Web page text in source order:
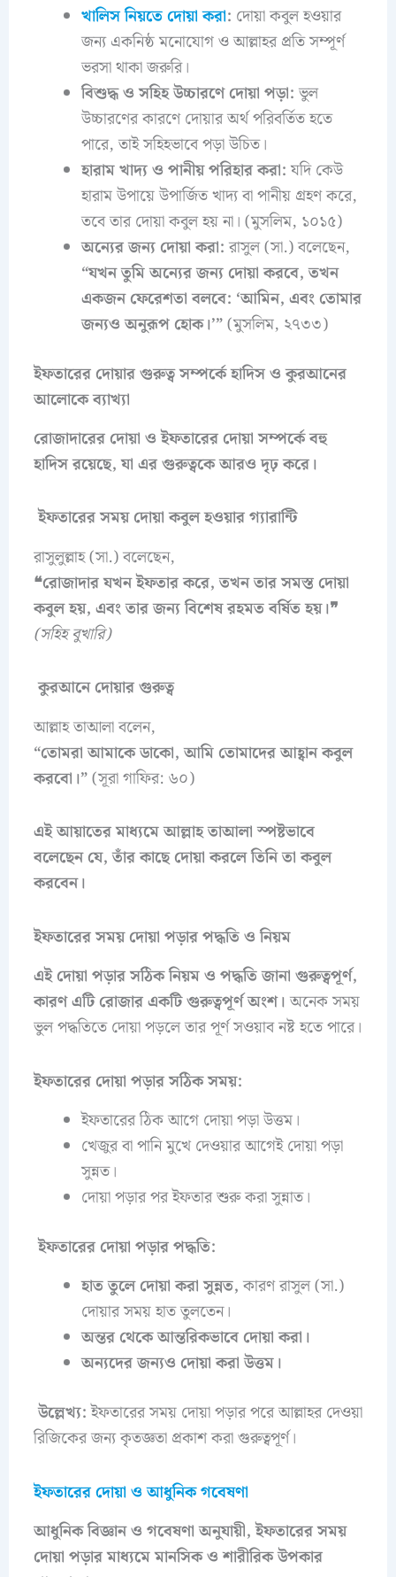
খালিস নিয়তে দোয়া করা: দোয়া কবুল হওয়ার
জন্য একনিষ্ঠ মনোযোগ ও আল্লাহর প্রতি সম্পূর্ণ
ভরসা থাকা জরুরি।
বিশুদ্ধ ও সহিহ উচ্চারণে দোয়া পড়া: ভুল
উচ্চারণের কারণে দোয়ার অর্থ পরিবর্তিত হতে
পারে, তাই সহিহভাবে পড়া উচিত।
হারাম খাদ্য ও পানীয় পরিহার করা: যদি কেউ
হারাম উপায়ে উপার্জিত খাদ্য বা পানীয় গ্রহণ করে,
তবে তার দোয়া কবুল হয় না। (মুসলিম, ১০১৫)
অন্যের জন্য দোয়া করা: রাসুল (সা.) বলেছেন,
“যখন তুমি অন্যের জন্য দোয়া করবে, তখন
একজন ফেরেশতা বলবে: ‘আমিন, এবং তোমার
জন্যও অনুরূপ হোক।’”(মুসলিম, ২৭৩৩)
ইফতারের দোয়ার গুরুত্ব সম্পর্কে হাদিস ও কুরআনের
আলোকে ব্যাখ্যা
রোজাদারের দোয়া ও ইফতারের দোয়া সম্পর্কে বহু
হাদিস রয়েছে, যা এর গুরুত্বকে আরও দৃঢ় করে।
ইফতারের সময় দোয়া কবুল হওয়ার গ্যারান্টি
রাসুলুল্লাহ (সা.) বলেছেন,
❝রোজাদার যখন ইফতার করে, তখন তার সমস্ত দোয়া
কবুল হয়, এবং তার জন্য বিশেষ রহমত বর্ষিত হয়।❞
(সহিহ বুখারি)
কুরআনে দোয়ার গুরুত্ব
আল্লাহ তাআলা বলেন,
“তোমরা আমাকে ডাকো, আমি তোমাদের আহ্বান কবুল
করবো।”(সূরা গাফির: ৬০)
এই আয়াতের মাধ্যমে আল্লাহ তাআলা স্পষ্টভাবে
বলেছেন যে, তাঁর কাছে দোয়া করলে তিনি তা কবুল
করবেন।
ইফতারের সময় দোয়া পড়ার পদ্ধতি ও নিয়ম
এই দোয়া পড়ার সঠিক নিয়ম ও পদ্ধতি জানা গুরুত্বপূর্ণ,
কারণ এটি রোজার একটি গুরুত্বপূর্ণ অংশ। অনেক সময়
ভুল পদ্ধতিতে দোয়া পড়লে তার পূর্ণ সওয়াব নষ্ট হতে পারে।
ইফতারের দোয়া পড়ার সঠিক সময়:
ইফতারের ঠিক আগে দোয়া পড়া উত্তম।
খেজুর বা পানি মুখে দেওয়ার আগেই দোয়া পড়া
সুন্নত।
দোয়া পড়ার পর ইফতার শুরু করা সুন্নাত।
ইফতারের দোয়া পড়ার পদ্ধতি:
হাত তুলে দোয়া করা সুন্নত, কারণ রাসুল (সা.)
দোয়ার সময় হাত তুলতেন।
অন্তর থেকে আন্তরিকভাবে দোয়া করা।
অন্যদের জন্যও দোয়া করা উত্তম।
উল্লেখ্য:ইফতারের সময় দোয়া পড়ার পরে আল্লাহর দেওয়া
রিজিকের জন্য কৃতজ্ঞতা প্রকাশ করা গুরুত্বপূর্ণ।
ইফতারের দোয়া ও আধুনিক গবেষণা
আধুনিক বিজ্ঞান ও গবেষণা অনুযায়ী, ইফতারের সময়
দোয়া পড়ার মাধ্যমে মানসিক ও শারীরিক উপকার